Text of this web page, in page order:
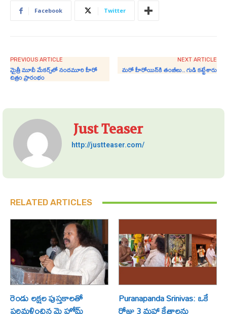
Facebook Twitter
PREVIOUS ARTICLE
మైత్రీ మూవీ మేక‌ర్స్‌లో నందమూరి హీరో
చిత్రం ప్రారంభం
NEXT ARTICLE
మరో హీరోయిన్‌కి తంబీలు.. గుడి కట్టేశారు
Just Teaser
http://justteaser.com/
RELATED ARTICLES
రెండు లక్షల పుస్తకాలతో Puranapanda Srinivas: ఒకే